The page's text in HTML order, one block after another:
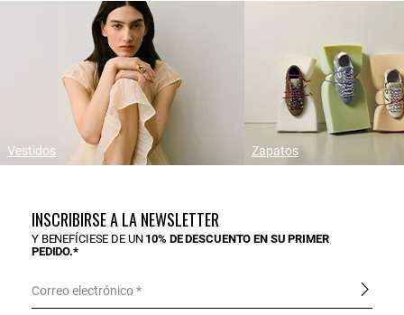
Vestidos Zapatos
INSCRIBIRSE A LA NEWSLETTER
Y BENEFÍCIESE DE UN 10% DE DESCUENTO EN SU PRIMER
PEDIDO.*
Correo electrónico